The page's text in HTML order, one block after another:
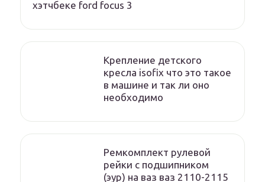
хэтчбеке ford focus 3
Крепление детского
кресла isofix что это такое
в машине и так ли оно
необходимо
Ремкомплект рулевой
рейки с подшипником
(эур) на ваз ваз 2110-2115